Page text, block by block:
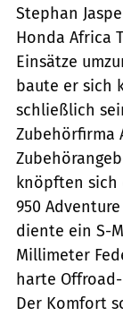
Stephan
Honda Africa
Einsätze
baute er sich
schließlich
Zubehörfirma
knöpften sich
950
diente ein S-
Millimeter
harte
Der Komfort